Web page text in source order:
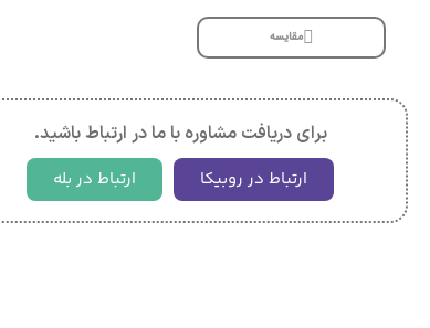
مقایسه
برای دریافت مشاوره با ما در ارتباط باشید.
ارتباط در روبیکا ارتباط در بله